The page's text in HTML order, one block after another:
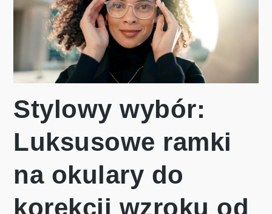
Stylowy wybór:
Luksusowe ramki
na okulary do
korekcji wzroku od